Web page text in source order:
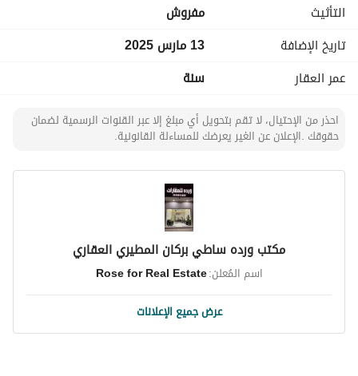
التأثيث
مفروش
تاريخ الإضافة
13 مارس 2025
عمر العقار
سنة
احذر من الإحتيال، لا تقم بتحويل أي مبلغ إلا عبر القنوات الرسمية لضمان
حقوقك .الإعلان عن الغير يعرضك للمساءلة القانونية.
مكتب ورده ساطي بركان المطيري العقاري
اسم المُعلن:Rose for Real Estate
عرض جميع الإعلانات